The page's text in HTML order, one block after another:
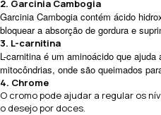
2. Garcinia Cambogia
Garcinia Cambogia contém ácido
bloquear a absorção de gordura e
3. L-carnitina
L-carnitina é um aminoácido que
mitocôndrias, onde são queimados
4. Chrome
O cromo pode ajudar a regular os
o desejo por doces.